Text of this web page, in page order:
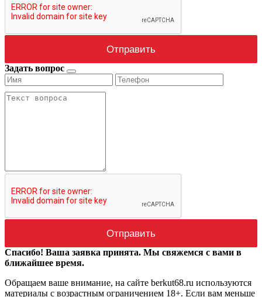
Задать вопрос
Спасибо! Ваша заявка принята. Мы свяжемся с вами в
ближайшее время.
Обращаем ваше внимание, на сайте berkut68.ru используются
материалы с возрастным ограничением 18+. Если вам меньше